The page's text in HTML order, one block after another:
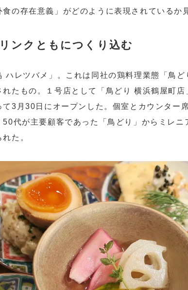
の存在意義」がどのように表現されているか
ンクともにつくり込む
ハレツバメ」。これは同社の鶏料理業態「鳥ど
れたもの。１号店として「鳥どり 横浜鶴屋町
3月30日にオープンした。個室とカウンター
50代が主要顧客であった「鳥どり」からミレニ
た。